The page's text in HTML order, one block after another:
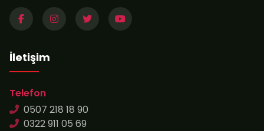
İletişim
Telefon
0507 218 18 90
0322 911 05 69